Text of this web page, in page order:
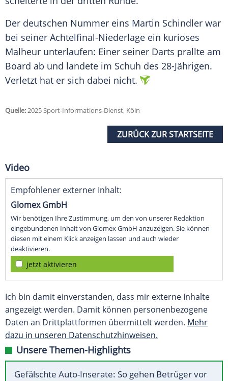
Der deutschen Nummer eins Martin Schindler war
bei seiner Achtelfinal-Niederlage ein kurioses
Malheur unterlaufen: Einer seiner Darts prallte am
Board ab und landete im Schuh des 28-Jährigen.
Verletzt hat er sich dabei nicht.
Quelle:2025 Sport-Informations-Dienst, Köln
ZURÜCK ZUR STARTSEITE
Video
Empfohlener externer Inhalt:
Glomex GmbH
Wir benötigen Ihre Zustimmung, um den von unserer Redaktion
eingebundenen Inhalt von Glomex GmbH anzuzeigen. Sie können
diesen mit einem Klick anzeigen lassen und auch wieder
deaktivieren.
jetzt aktivieren
Ich bin damit einverstanden, dass mir externe Inhalte
angezeigt werden. Damit können personenbezogene
Daten an Drittplattformen übermittelt werden. Mehr
dazu in unseren Datenschutzhinweisen.
Unsere Themen-Highlights
Gefälschte Auto-Inserate: So gehen Betrüger vor